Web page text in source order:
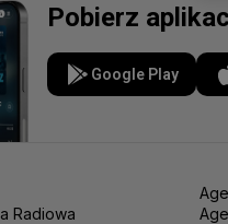
Pobierz
Google Play
Radiowa